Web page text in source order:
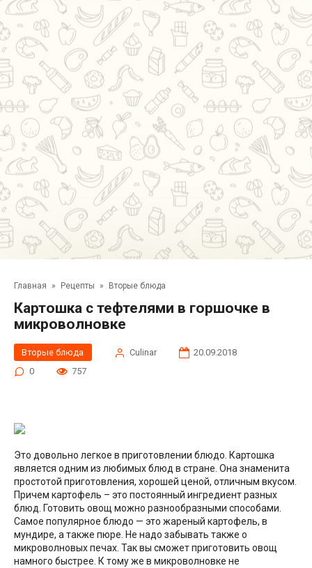
Главная » Рецепты » Вторые блюда
Картошка с тефтелями в горшочке в
микроволновке
Вторые блюда Сulinar
20.09.2018
0
757
Это довольно легкое в приготовлении блюдо. Картошка
является одним из любимых блюд в стране. Она знаменита
простотой приготовления, хорошей ценой, отличным вкусом.
Причем картофель – это постоянный ингредиент разных
блюд. Готовить овощ можно разнообразными способами.
Самое популярное блюдо — это жареный картофель, в
мундире, а также пюре. Не надо забывать также о
микроволновых печах. Так вы сможет приготовить овощ
намного быстрее. К тому же в микроволновке не